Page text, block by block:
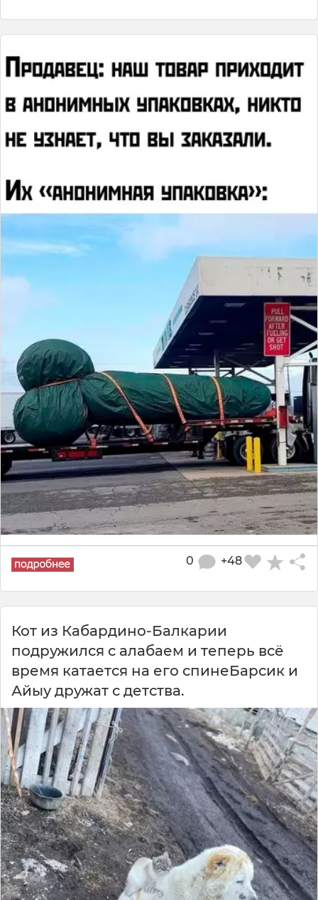
+48
0
Кот из Кабардино-Балкарии
подружился с алабаем и теперь всё
время катается на его спинеБарсик и
Айыу дружат с детства.